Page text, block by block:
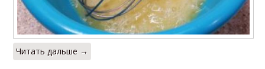
Читать дальше →